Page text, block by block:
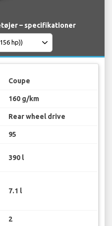
– specifikationer
Coupe
160 g/km
Rear wheel drive
95
390 l
7.1 l
2